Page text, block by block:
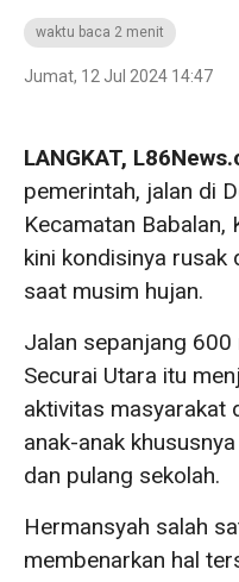
waktu baca 2 menit
Jumat, 12 Jul 2024 14:47
LANGKAT,
pemerintah, jalan di
Kecamatan Babalan,
kini kondisinya rusak
saat musim hujan.
Jalan sepanjang 600
Securai Utara itu
aktivitas masyarakat
anak-anak
dan pulang sekolah.
Hermansyah salah
membenarkan hal